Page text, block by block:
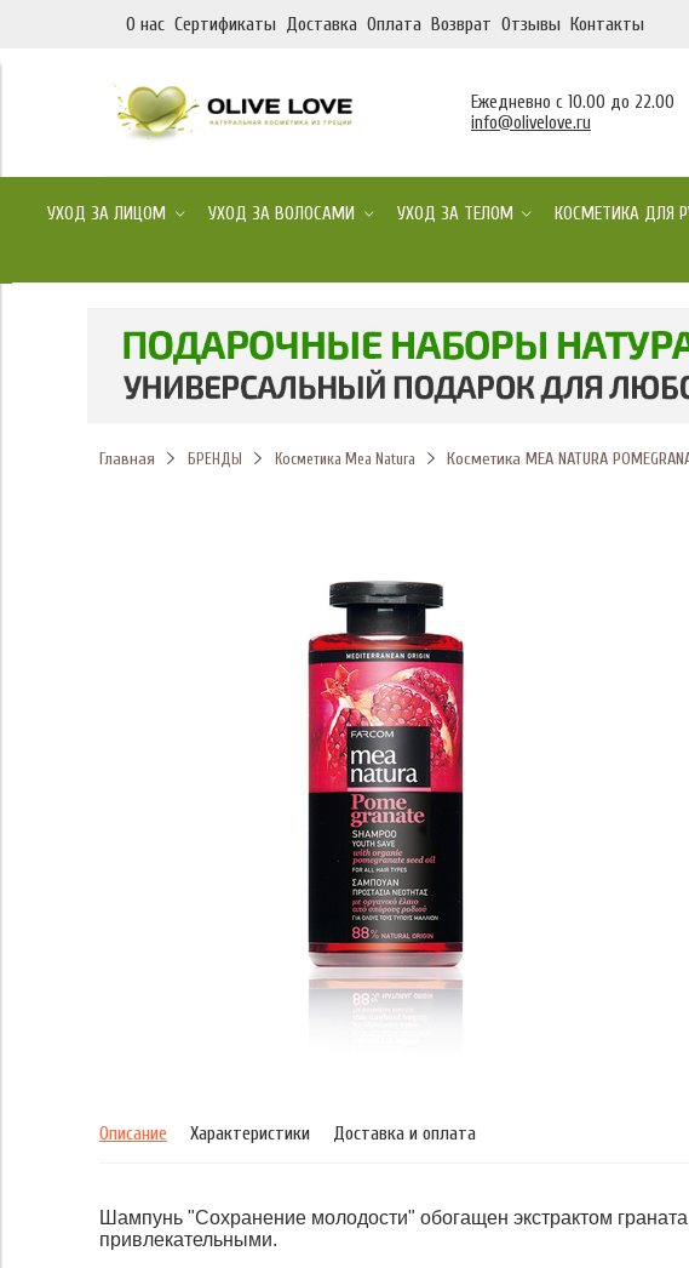
О нас Сертификаты Доставка Оплата Возврат Отзывы Контакты
Ежедневно с 10.00 до 22.00
info@olivelove.ru
УХОД ЗА ЛИЦОМ УХОД ЗА ВОЛОСАМИ УХОД ЗА ТЕЛОМ КОСМЕТИКА ДЛЯ
Главная БРЕНДЫ Косметика Mea Natura Косметика MEA NATURA
Описание Характеристики Доставка и оплата
Шампунь "Сохранение молодости" обогащен экстрактом
привлекательными.